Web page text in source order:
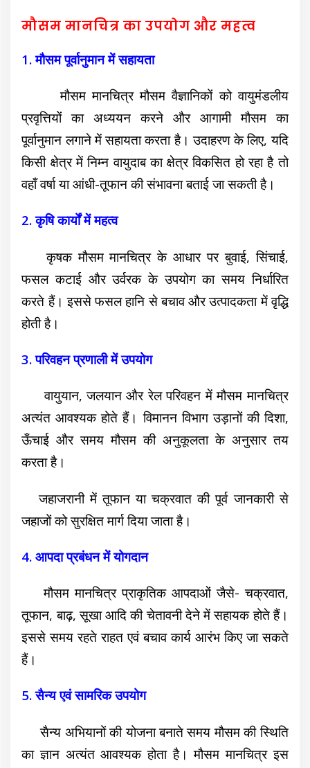
मौसम मानचित्र का उपयोग और महत्व
1. मौसम पूर्वानुमान में सहायता
मौसम मानचित्र मौसम वैज्ञानिकों को वायुमंडलीय
प्रवृत्तियों का अध्ययन करने और आगामी मौसम का
पूर्वानुमान लगाने में सहायता करता है। उदाहरण के लिए, यदि
किसी क्षेत्र में निम्न वायुदाब का क्षेत्र विकसित हो रहा है तो
वहाँ वर्षा या आंधी-तूफान की संभावना बताई जा सकती है।
2. कृषि कार्यों में महत्व
कृषक मौसम मानचित्र के आधार पर बुवाई, सिंचाई,
फसल कटाई और उर्वरक के उपयोग का समय निर्धारित
करते हैं। इससे फसल हानि से बचाव और उत्पादकता में वृद्धि
होती है।
3. परिवहन प्रणाली में उपयोग
वायुयान, जलयान और रेल परिवहन में मौसम मानचित्र
अत्यंत आवश्यक होते हैं। विमानन विभाग उड़ानों की दिशा,
ऊँचाई और समय मौसम की अनुकूलता के अनुसार तय
करता है।
जहाजरानी में तूफान या चक्रवात की पूर्व जानकारी से
जहाजों को सुरक्षित मार्ग दिया जाता है।
4. आपदा प्रबंधन में योगदान
मौसम मानचित्र प्राकृतिक आपदाओं जैसे- चक्रवात,
तूफान, बाढ़, सूखा आदि की चेतावनी देने में सहायक होते हैं।
इससे समय रहते राहत एवं बचाव कार्य आरंभ किए जा सकते
हैं।
5. सैन्य एवं सामरिक उपयोग
सैन्य अभियानों की योजना बनाते समय मौसम की स्थिति
का ज्ञान अत्यंत आवश्यक होता है। मौसम मानचित्र इस